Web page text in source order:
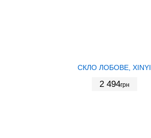
СКЛО ЛОБОВЕ, XINYI
2 494грн